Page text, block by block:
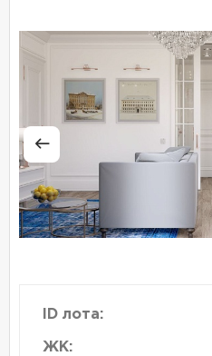
ID лота:
ЖК: